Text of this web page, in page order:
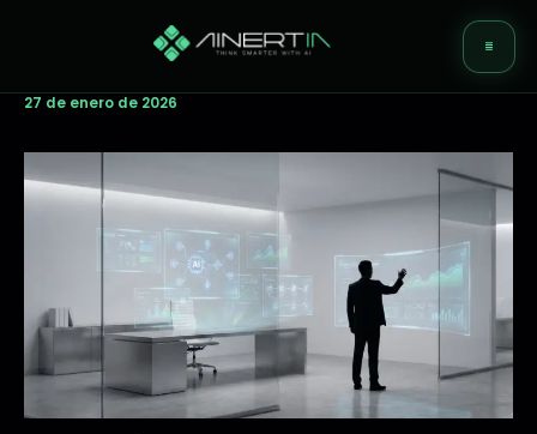
Nosotros
Soluciones
Prensa
Contacto
27 de enero de 2026